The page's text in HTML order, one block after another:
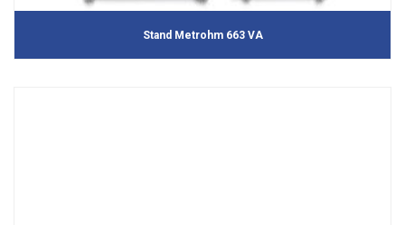
Stand Metrohm 663 VA